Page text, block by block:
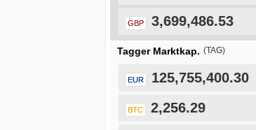
GBP 3,699,486.53
Tagger Marktkap. (TAG)
EUR 125,755,400.30
BTC 2,256.29